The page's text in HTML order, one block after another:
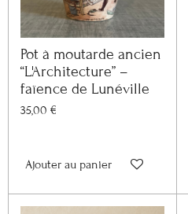
Pot à moutarde ancien
“L'Architecture” –
faïence de Lunéville
35,00 €
Ajouter au panier